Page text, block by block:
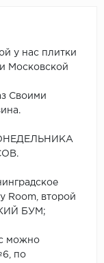
у нас плитки
Московской
Своими
Room, второй
БУМ;
можно
по